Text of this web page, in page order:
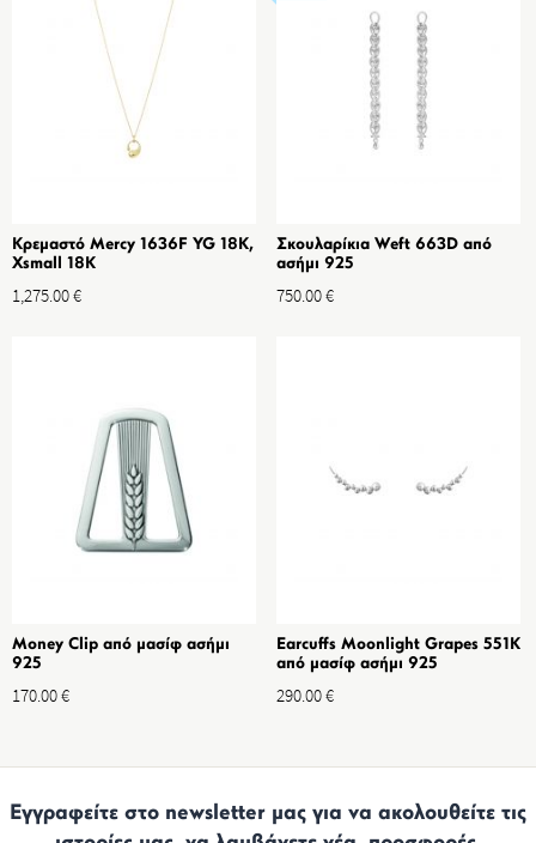
Κρεμαστό Mercy 1636F YG 18K,
Xsmall 18K
1,275.00€
Σκουλαρίκια Weft 663D από
ασήμι 925
750.00€
Money Clip από μασίφ ασήμι
925
170.00€
Earcuffs Moonlight Grapes 551K
από μασίφ ασήμι 925
290.00€
Εγγραφείτε στο newsletter μας για να ακολουθείτε τις